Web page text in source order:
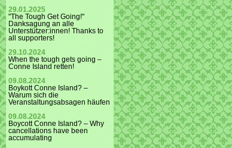
29.01.2025
"The Tough Get Going!"
Danksagung an alle
Unterstützer:innen! Thanks to
all supporters!
29.10.2024
When the tough gets going –
Conne Island retten!
09.08.2024
Boykott Conne Island? –
Warum sich die
Veranstaltungsabsagen häufen
09.08.2024
Boycott Conne Island? – Why
cancellations have been
accumulating